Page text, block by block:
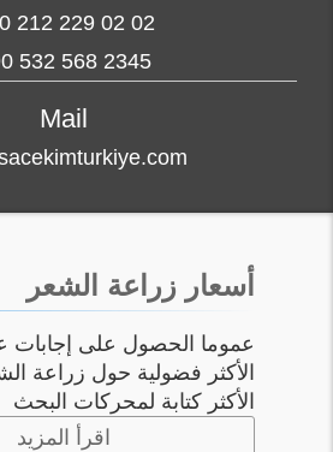
212 229 02 02
+90 532 568 2345
Mail
أسعار زراعة الشعر
عموما الحصول على إجابات
الأكثر فضولية حول زراعة
الأكثر كتابة لمحركات البحث
اقرأ المزيد